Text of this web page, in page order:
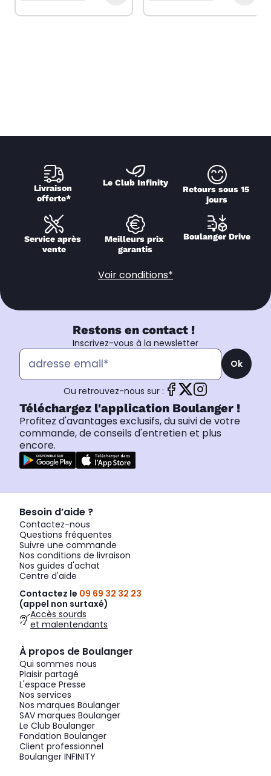
Livraison
offerte*
Le Club Infinity
Retours sous 15
jours
Service après
vente
Meilleurs prix
garantis
Boulanger Drive
Voir conditions*
Restons en contact !
Inscrivez-vous à la newsletter
Ok
Ou retrouvez-nous sur :
Téléchargez l'application Boulanger !
Profitez d'avantages exclusifs, du suivi de votre
commande, de conseils d'entretien et plus
encore.
Besoin d’aide ?
Contactez-nous
Questions fréquentes
Suivre une commande
Nos conditions de livraison
Nos guides d'achat
Centre d'aide
Contactez le 09 69 32 32 23
(appel non surtaxé)
Accès sourds
et malentendants
À propos de Boulanger
Qui sommes nous
Plaisir partagé
L'espace Presse
Nos services
Nos marques Boulanger
SAV marques Boulanger
Le Club Boulanger
Fondation Boulanger
Client professionnel
Boulanger INFINITY